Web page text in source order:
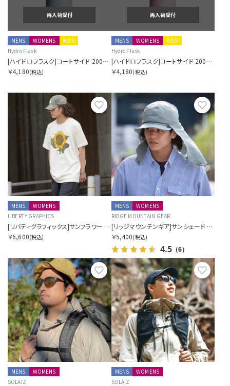
再入荷受付
MENS WOMENS
KIDS
Hydro Flask
[ハイドロフラスク]コートサイド 200ミリリットル マイクロ ハイドロ シーラスブルー
￥4,180(税込)
再入荷受付
MENS WOMENS
KIDS
Hydro Flask
[ハイドロフラスク]コートサイド 200ミリリットル マイクロ ハイドロ ローズヒップピンク
￥4,180(税込)
お気に入り
MENS
WOMENS
LIBERTY GRAPHICS
[リバティグラフィックス]サンフラワー アンド ビーズ
￥6,600(税込)
お気
MENS
WOMENS
RIDGE MOUNTAIN GEAR
[リッジマウンテンギア]サンシェード 2026
￥5,400(税込)
4.5（6）
お気に入り
MENS
WOMENS
SOLAIZ
お気
MENS
WOMENS
SOLAIZ